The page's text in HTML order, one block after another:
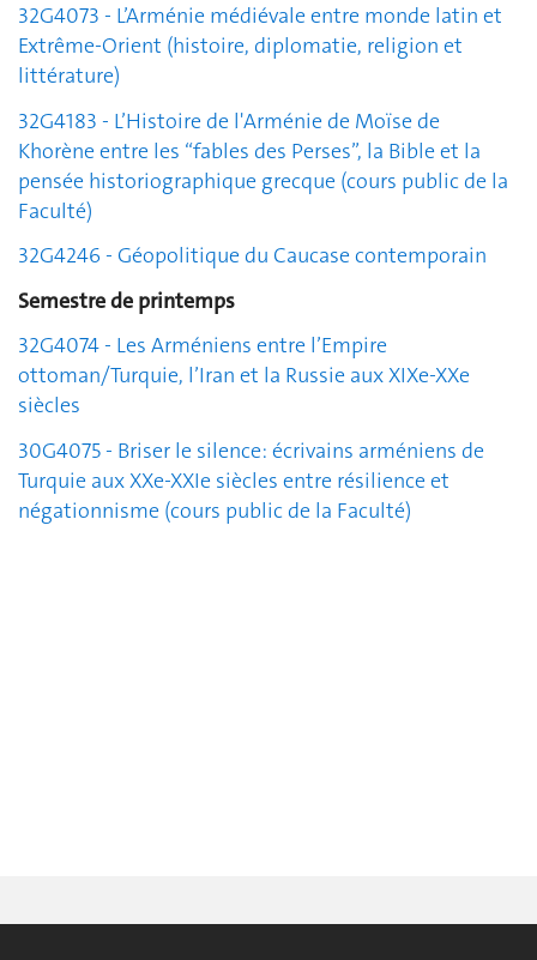
32G4073 - L’Arménie médiévale entre monde latin et
Extrême-Orient (histoire, diplomatie, religion et
littérature)
32G4183 - L’Histoire de l'Arménie de Moïse de
Khorène entre les “fables des Perses”, la Bible et la
pensée historiographique grecque (cours public de la
Faculté)
32G4246 - Géopolitique du Caucase contemporain
Semestre de printemps
32G4074 - Les Arméniens entre l’Empire
ottoman/Turquie, l’Iran et la Russie aux XIXe-XXe
siècles
30G4075 - Briser le silence: écrivains arméniens de
Turquie aux XXe-XXIe siècles entre résilience et
négationnisme (cours public de la Faculté)